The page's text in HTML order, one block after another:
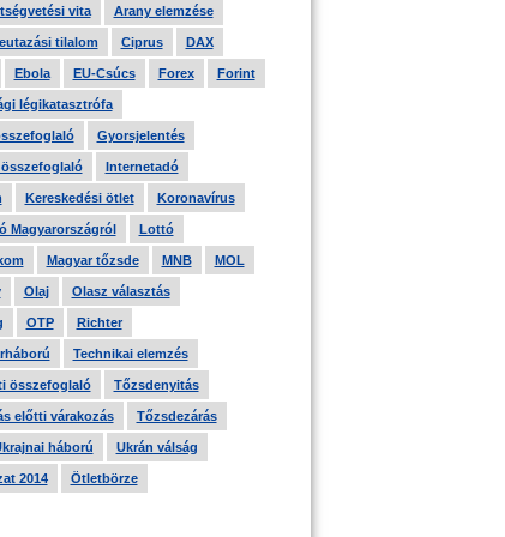
vita Arany elemzése
tilalom Ciprus DAX
Ebola EU-Csúcs Forex Forint
légikatasztrófa
Gyorsjelentés
Internetadó
Kereskedési ötlet Koronavírus
Magyarországról Lottó
Magyar tőzsde MNB MOL
Olaj Olasz választás
OTP Richter
Technikai elemzés
összefoglaló Tőzsdenyitás
előtti várakozás Tőzsdezárás
háború Ukrán válság
2014 Ötletbörze